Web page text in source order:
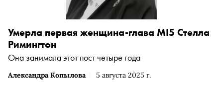
Александра Копылова 5 августа 2025 г.
Умерла первая женщина-глава MI5 Стелла
Римингтон
Она занимала этот пост четыре года